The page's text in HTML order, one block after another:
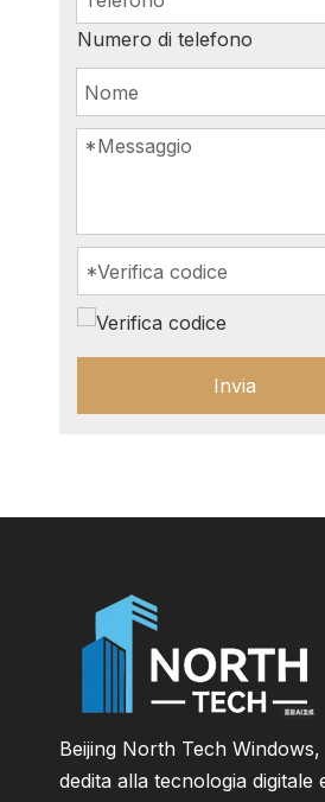
Numero di telefono
Invia
Beijing North Tech Windows,
dedita alla tecnologia digitale